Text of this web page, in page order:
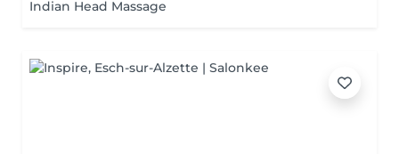
Indian Head Massage